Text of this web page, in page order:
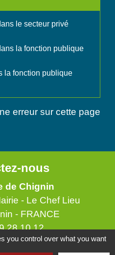
le secteur privé
la fonction publique
la fonction publique
erreur sur cette page
nous
de Chignin
- Le Chef Lieu
- FRANCE
28 10 12
formulaire
you control over what you want